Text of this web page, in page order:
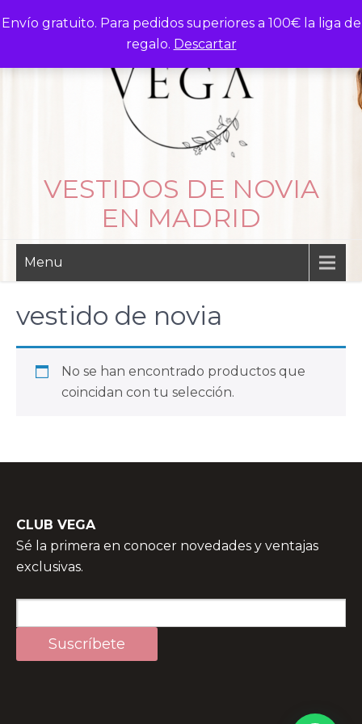
Envío gratuito. Para pedidos superiores a 100€ la liga de
regalo. Descartar
to
VESTIDOS DE NOVIA
EN MADRID
Menu
vestido de novia
No se han encontrado productos que
coincidan con tu selección.
CLUB VEGA
Sé la primera en conocer novedades y ventajas
exclusivas.